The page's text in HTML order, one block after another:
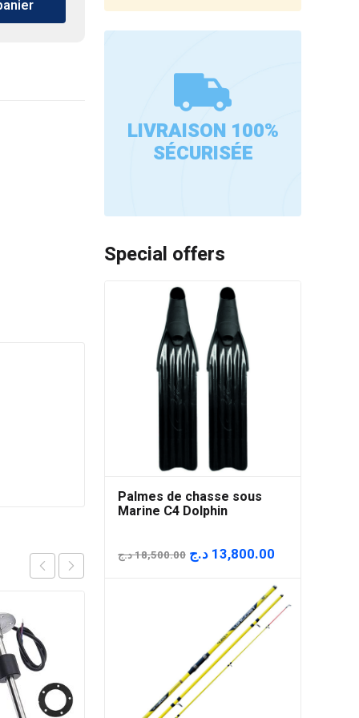
LIVRAISON 100%
SÉCURISÉE
Special offers
Palmes de chasse sous
Marine C4 Dolphin
18,500.00د.ج
Le 13,800.00 د.ج
actuel
est :